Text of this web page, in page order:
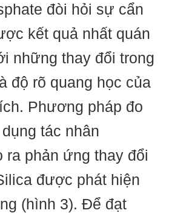
đòi hỏi sự cẩn
kết quả nhất quán
những thay đổi trong
độ rõ quang học của
Phương pháp đo
tác nhân
ra phản ứng thay đổi
được phát hiện
(hình 3). Để đạt